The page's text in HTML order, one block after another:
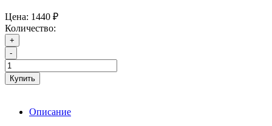
Цена: 1440 ₽
Количество:
+
-
Купить
Описание